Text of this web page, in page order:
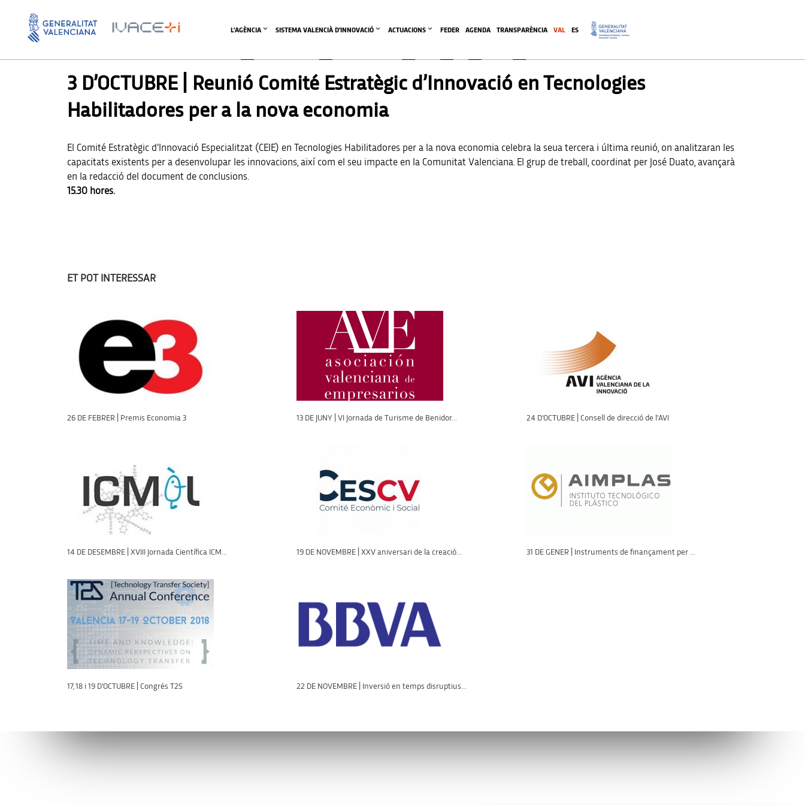
L'AGÈNCIA SISTEMA VALENCIÀ D'INNOVACIÓ ACTUACIONS FEDER AGENDA TRANSPARÈNCIA .
VAL ES
UNCATEGORIZED @CA
3 D’OCTUBRE | Reunió Comité Estratègic d’Innovació en Tecnologies
Habilitadores per a la nova economia
El Comité Estratègic d’Innovació Especialitzat (CEIE) en Tecnologies Habilitadores per a la nova economia celebra la seua tercera i última reunió, on analitzaran les
capacitats existents per a desenvolupar les innovacions, així com el seu impacte en la Comunitat Valenciana. El grup de treball, coordinat per José Duato, avançarà
en la redacció del document de conclusions.
15.30 hores.
ET POT INTERESSAR
26 DE FEBRER | Premis Economia 3 13 DE JUNY | VI Jornada de Turisme de Benidor... 24 D'OCTUBRE | Consell de direcció de l'AVI
14 DE DESEMBRE | XVIII Jornada Científica ICM... 19 DE NOVEMBRE | XXV aniversari de la creació... 31 DE GENER | Instruments de finançament per ...
17, 18 i 19 D'OCTUBRE | Congrés T2S 22 DE NOVEMBRE | Inversió en temps disruptius...